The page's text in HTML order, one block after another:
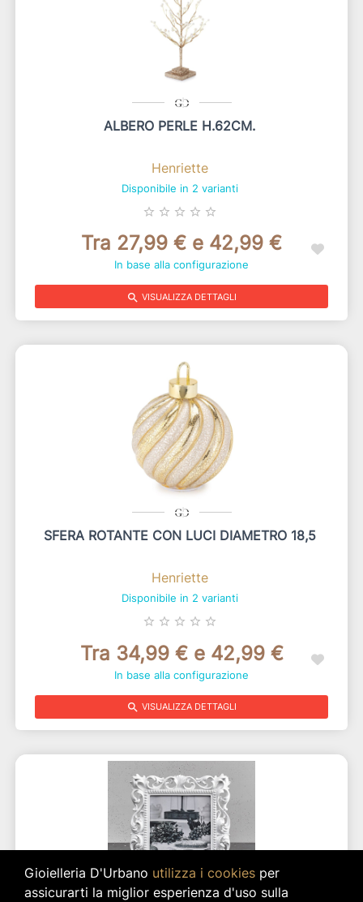
ALBERO PERLE H.62CM.
Henriette
Disponibile in 2 varianti
star_border star_border star_border star_border star_border
Tra 27,99 € e 42,99 €
In base alla configurazione
search VISUALIZZA DETTAGLI
SFERA ROTANTE CON LUCI DIAMETRO 18,5
Henriette
Disponibile in 2 varianti
star_border star_border star_border star_border star_border
Tra 34,99 € e 42,99 €
In base alla configurazione
search VISUALIZZA DETTAGLI
Gioielleria D'Urbano utilizza i cookiesper
assicurarti la miglior esperienza d'uso sulla